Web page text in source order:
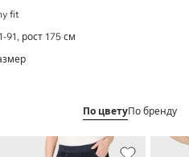
fit
91, рост 175 см
По цветуПо бренду